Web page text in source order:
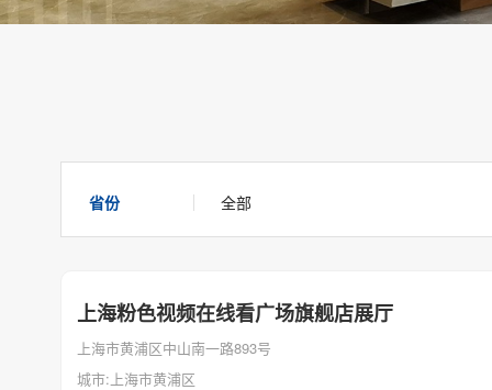
省份 全部
上海粉色视频在线看广场旗舰店展厅
上海市黄浦区中山南一路893号
城市:上海市黄浦区